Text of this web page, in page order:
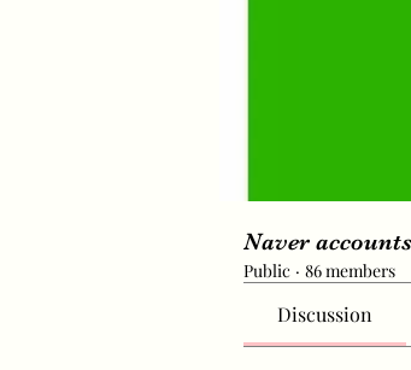
Naver
Public · 86 members
Discussion